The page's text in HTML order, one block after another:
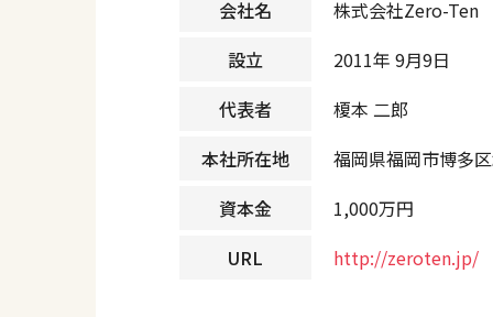
会社名
株式会社Zero-Ten
設立
2011年 9月9日
代表者
榎本 二郎
本社所在地
福岡県福岡市博多
資本金
1,000万円
URL
http://zeroten.jp/